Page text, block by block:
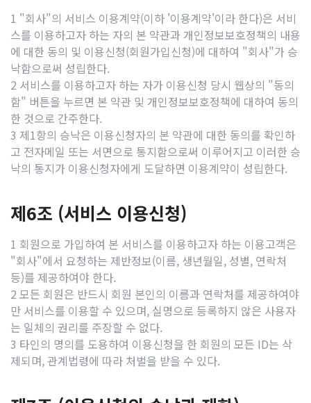
1 "회사"의 서비스 이용계약(이하 '이용계약'이라 한다)은 서비
스를 이용하고자 하는 자의 본 약관과 개인정보보호정책의 내용
에 대한 동의 및 이용신청(회원가입신청)에 대하여 "회사"가 승
낙함으로써 성립한다.
2 서비스를 이용하고자 하는 자가 이용신청 당시 웹상의 "동의
함" 버튼을 누르면 본 약관 및 개인정보보호정책에 대하여 동의
한 것으로 간주한다.
3 제1항의 승낙은 이용신청자의 본 약관에 대한 동의를 확인하
고 전자메일 또는 서면으로 통지함으로써 이루어지고 이러한 승
낙의 통지가 이용신청자에게 도달하면 이용계약이 성립한다.
제6조 (서비스 이용신청)
1 회원으로 가입하여 본 서비스를 이용하고자 하는 이용고객은
"회사"에서 요청하는 제반정보(이름, 생년월일, 성별, 연락처
등)를 제공하여야 한다.
2 모든 회원은 반드시 회원 본인의 이름과 연락처를 제공하여야
만 서비스를 이용할 수 있으며, 실명으로 등록하지 않은 사용자
는 일체의 권리를 주장할 수 없다.
3 타인의 명의를 도용하여 이용신청을 한 회원의 모든 ID는 삭
제되며, 관계법령에 따라 처벌을 받을 수 있다.